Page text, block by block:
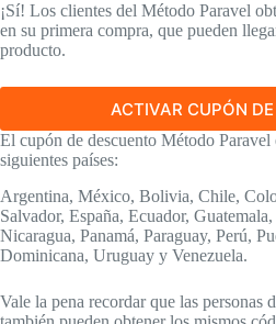
¡Sí! Los clientes del Método Paravel
en su primera compra, que pueden
producto.
ACTIVAR CUPÓN
El cupón de descuento Método Paravel
siguientes países:
Argentina, México, Bolivia, Chile,
Salvador, España, Ecuador,
Nicaragua, Panamá, Paraguay, Perú,
Dominicana, Uruguay y Venezuela.
Vale la pena recordar que las personas